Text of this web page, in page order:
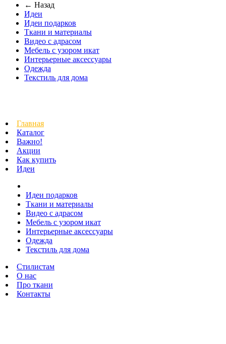
← Назад
Идеи
Идеи подарков
Ткани и материалы
Видео с адрасом
Мебель с узором икат
Интерьерные аксессуары
Одежда
Текстиль для дома
Главная
Каталог
Важно!
Акции
Как купить
Идеи
Идеи подарков
Ткани и материалы
Видео с адрасом
Мебель с узором икат
Интерьерные аксессуары
Одежда
Текстиль для дома
Стилистам
О нас
Про ткани
Контакты